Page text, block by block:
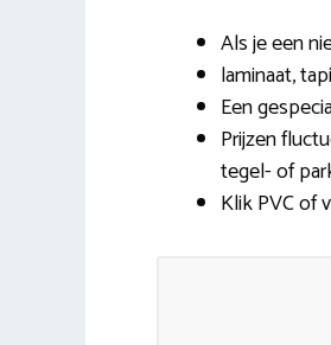
Als je een
laminaat,
Een
Prijzen
tegel- of
Klik PVC of